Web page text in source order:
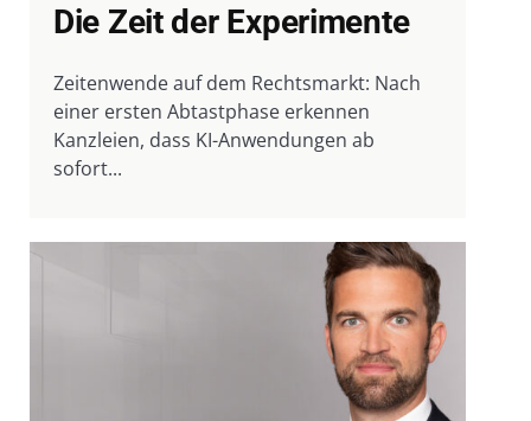
Die Zeit der Experimente
Zeitenwende auf dem Rechtsmarkt: Nach
einer ersten Abtastphase erkennen
Kanzleien, dass KI-Anwendungen ab
sofort...